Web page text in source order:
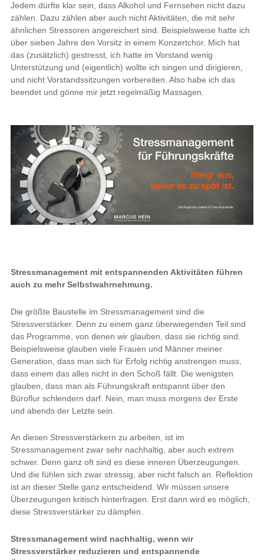
Jedem dürfte klar sein, dass Alkohol und Fernsehen nicht dazu
zählen. Dazu zählen aber auch nicht Aktivitäten, die mit sehr
ähnlichen Stressoren angereichert sind. Beispielsweise hatte ich
über sieben Jahre den Vorsitz in einem Konzertchor. Mich hat
das (zusätzlich) gestresst, ich hatte im Vorstand wenig
Unterstützung und (eigentlich) wollte ich singen und dirigieren,
und nicht Vorstandssitzungen vorbereiten. Also habe ich das
beendet und gönne mir jetzt regelmäßig Massagen.
Stressmanagement mit entspannenden Aktivitäten führen
auch zu mehr Selbstwahrnehmung.
Die größte Baustelle im Stressmanagement sind die
Stressverstärker. Denn zu einem ganz überwiegenden Teil sind
das Programme, von denen wir glauben, dass sie richtig sind.
Beispielsweise glauben viele Frauen und Männer meiner
Generation, dass man sich für Erfolg richtig anstrengen muss,
dass einem das alles nicht in den Schoß fällt. Die wenigsten
glauben, dass man als Führungskraft entspannt über den
Büroflur schlendern darf. Nein, man muss morgens der Erste
und abends der Letzte sein.
An diesen Stressverstärkern zu arbeiten, ist im
Stressmanagement zwar sehr nachhaltig, aber auch extrem
schwer. Denn ganz oft sind es diese inneren Überzeugungen.
Und die fühlen sich zwar stressig, aber nicht falsch an. Reflektion
ist an dieser Stelle ganz entscheidend. Wir müssen unsere
Überzeugungen kritisch hinterfragen. Erst dann wird es möglich,
diese Stressverstärker zu dämpfen.
Stressmanagement wird nachhaltig, wenn wir
Stressverstärker reduzieren und entspannende